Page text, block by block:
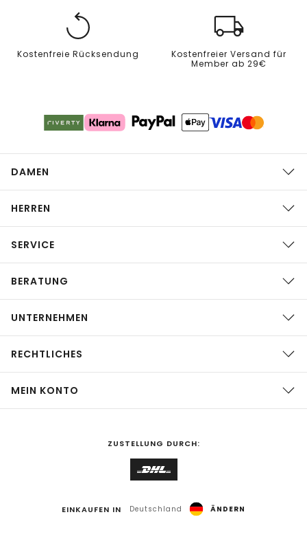
Kostenfreie Rücksendung
Kostenfreier Versand für
Member ab 29€
DAMEN
HERREN
SERVICE
BERATUNG
UNTERNEHMEN
RECHTLICHES
MEIN KONTO
ZUSTELLUNG DURCH:
EINKAUFEN IN Deutschland ÄNDERN